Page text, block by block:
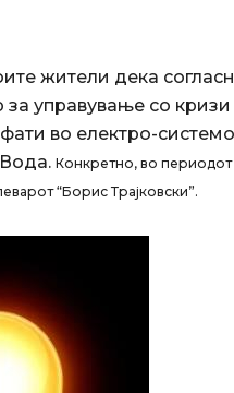
жители дека
управување со кризи
во електро-
Конкретно, во
“Борис Трајковски”.